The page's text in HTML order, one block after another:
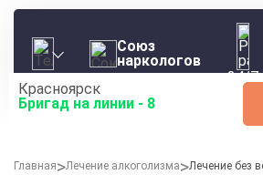
Союз
наркологов
24/7
Красноярск
Бригад на линии - 8
Главная Лечение алкоголизма Лечение без